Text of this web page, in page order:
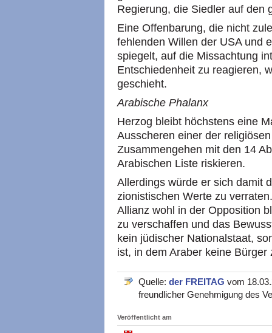
Regierung, die Siedler auf den
Eine Offenbarung, die nicht
fehlenden Willen der USA und
spiegelt, auf die Missachtung
Entschiedenheit zu reagieren,
geschieht.
Arabische Phalanx
Herzog bleibt höchstens eine
Ausscheren einer der
Zusammengehen mit den 14
Arabischen Liste riskieren.
Allerdings würde er sich damit
zionistischen Werte zu
Allianz wohl in der Opposition
zu verschaffen und das
kein jüdischer Nationalstaat,
ist, in dem Araber keine Bürger
Quelle: der FREITAG vom
freundlicher Genehmigung des
Veröffentlicht am